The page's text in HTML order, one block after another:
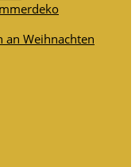
an Weihnachten